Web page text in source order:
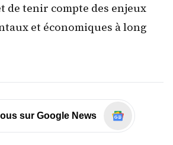
de tenir compte des enjeux
et économiques à long
sur Google News